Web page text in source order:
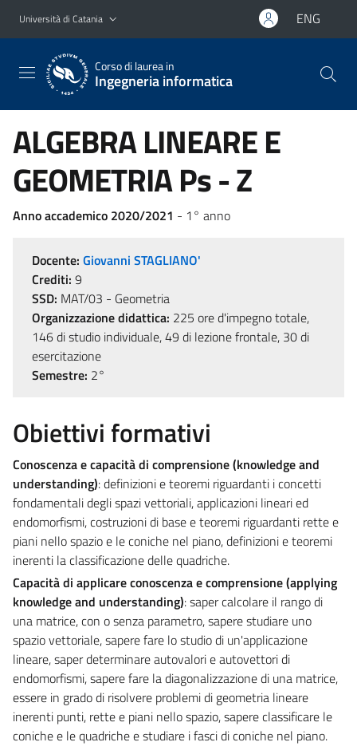
Vai al contenuto principale
Vai al menu di navigazione
Università di Catania ENG
Corso di laurea in
Ingegneria informatica
ALGEBRA LINEARE E
GEOMETRIA Ps - Z
Anno accademico 2020/2021 - 1° anno
Docente: Giovanni STAGLIANO'
Crediti: 9
SSD: MAT/03 - Geometria
Organizzazione didattica: 225 ore d'impegno totale,
146 di studio individuale, 49 di lezione frontale, 30 di
esercitazione
Semestre: 2°
Obiettivi formativi
Conoscenza e capacità di comprensione (knowledge and
understanding): definizioni e teoremi riguardanti i concetti
fondamentali degli spazi vettoriali, applicazioni lineari ed
endomorfismi, costruzioni di base e teoremi riguardanti rette e
piani nello spazio e le coniche nel piano, definizioni e teoremi
inerenti la classificazione delle quadriche.
Capacità di applicare conoscenza e comprensione (applying
knowledge and understanding): saper calcolare il rango di
una matrice, con o senza parametro, sapere studiare uno
spazio vettoriale, sapere fare lo studio di un'applicazione
lineare, saper determinare autovalori e autovettori di
endomorfismi, sapere fare la diagonalizzazione di una matrice,
essere in grado di risolvere problemi di geometria lineare
inerenti punti, rette e piani nello spazio, sapere classificare le
coniche e le quadriche e studiare i fasci di coniche nel piano.